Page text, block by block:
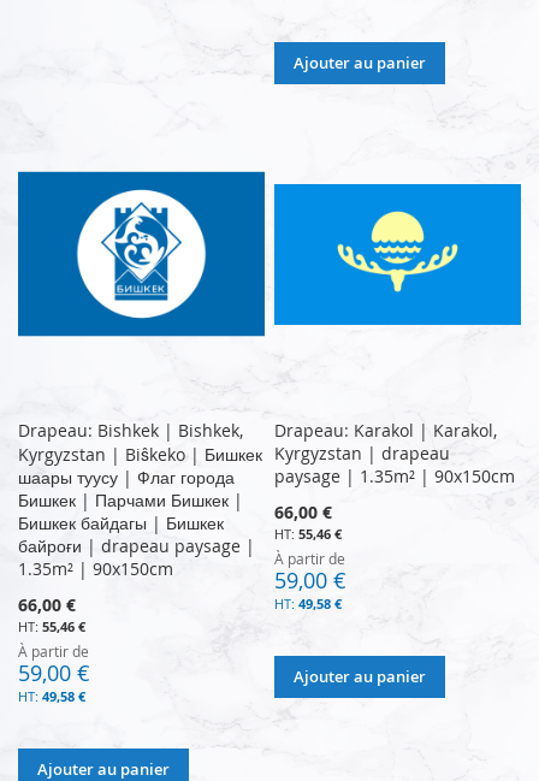
Ajouter au panier
Drapeau: Bishkek | Bishkek,
Kyrgyzstan | Biŝkeko | Бишкек
шаары туусу | Флаг города
Бишкек | Парчами Бишкек |
Бишкек байдагы | Бишкек
байроғи | drapeau paysage |
1.35m² | 90x150cm
66,00 €
55,46 €
À partir de
59,00 €
49,58 €
Ajouter au panier
Drapeau: Karakol | Karakol,
Kyrgyzstan | drapeau
paysage | 1.35m² | 90x150cm
66,00 €
55,46 €
À partir de
59,00 €
49,58 €
Ajouter au panier